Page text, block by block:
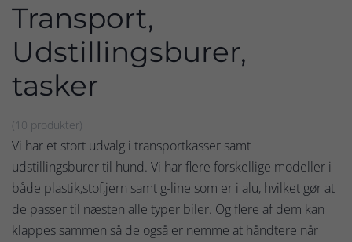
Transport,
Udstillingsburer,
tasker
(10 produkter)
Vi har et stort udvalg i transportkasser samt
udstillingsburer til hund. Vi har flere forskellige modeller i
både plastik,stof,jern samt g-line som er i alu, hvilket gør at
de passer til næsten alle typer biler. Og flere af dem kan
klappes sammen så de også er nemme at håndtere når